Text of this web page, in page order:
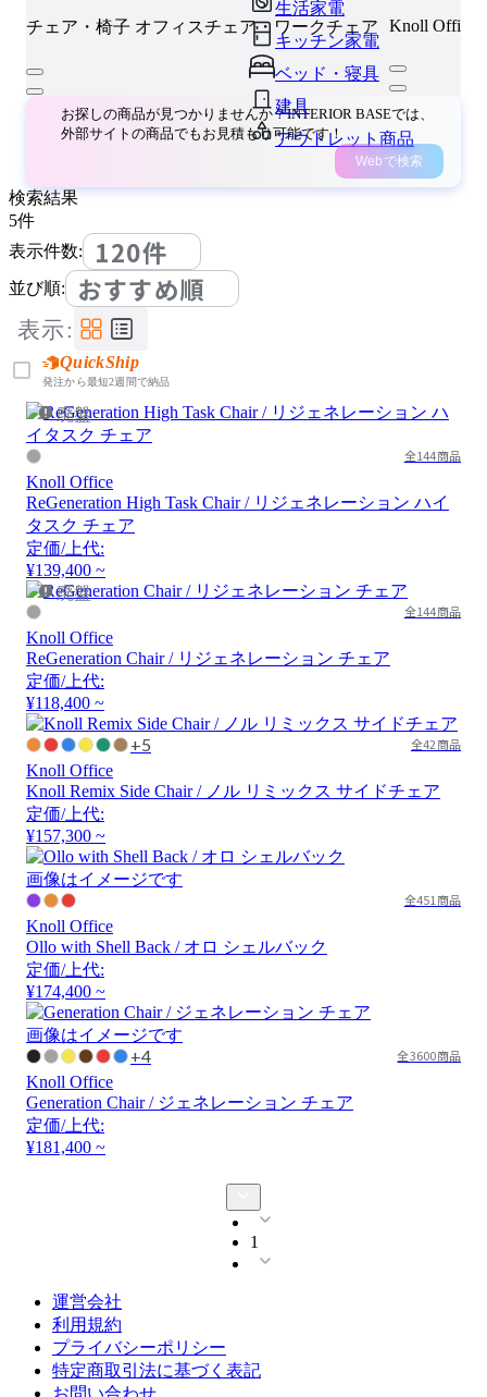
生活家電
キッチン家電
ベッド・寝具
建具
アウトレット商品
チェア・椅子 オフィスチェア・ワークチェア Knoll Office
お探しの商品が見つかりませんか？INTERIOR BASEでは、
外部サイトの商品でもお見積もり可能です！
Webで検索
検索結果
5件
表示件数:
120件
並び順: おすすめ順
表示:
QuickShip
発注から最短2週間で納品
廃盤
全144商品
Knoll Office
ReGeneration High Task Chair / リジェネレーション ハイ
タスク チェア
定価/上代:
¥139,400 ~
廃盤
全144商品
Knoll Office
ReGeneration Chair / リジェネレーション チェア
定価/上代:
¥118,400 ~
+5 全42商品
Knoll Office
Knoll Remix Side Chair / ノル リミックス サイドチェア
定価/上代:
¥157,300 ~
画像はイメージです
全451商品
Knoll Office
Ollo with Shell Back / オロ シェルバック
定価/上代:
¥174,400 ~
画像はイメージです
+4 全3600商品
Knoll Office
Generation Chair / ジェネレーション チェア
定価/上代:
¥181,400 ~
1
運営会社
利用規約
プライバシーポリシー
特定商取引法に基づく表記
お問い合わせ